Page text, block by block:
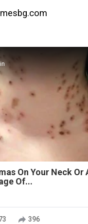
On Your Neck Or
Of...
396